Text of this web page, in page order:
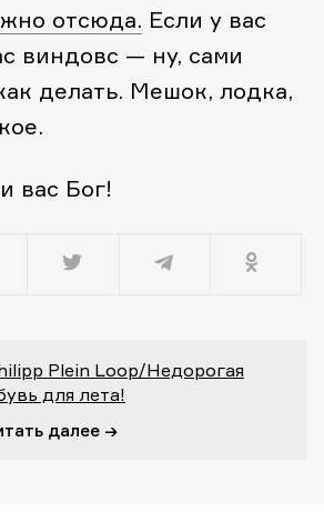
отсюда. Если у вас
виндовс — ну, сами
делать. Мешок, лодка,
вас Бог!
Plein Loop/Недорогая
для лета!
далее →